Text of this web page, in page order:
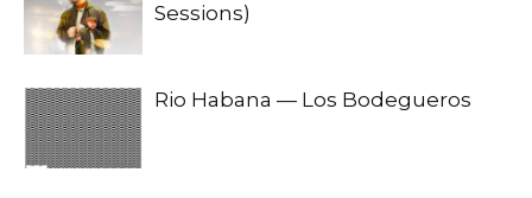
Sessions)
Rio Habana — Los Bodegueros